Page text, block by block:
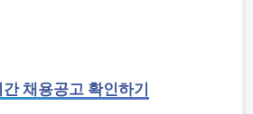
채용공고 확인하기